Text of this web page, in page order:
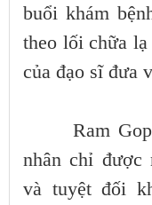
buổi khám
theo lối chữa
của đạo sĩ đưa
Ram Gopal
nhân chỉ được
và tuyệt đối